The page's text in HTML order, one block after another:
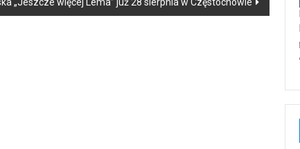
„Jeszcze więcej Lema” już 28 sierpnia w Częstochowie